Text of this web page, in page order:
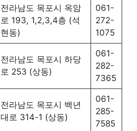
전라남도 목포시 옥암
로 193, 1,2,3,4층 (석
현동)
061-
272-
1075
전라남도 목포시 하당
로 253 (상동)
061-
282-
7365
전라남도 목포시 백년
대로 314-1 (상동)
061-
285-
7585